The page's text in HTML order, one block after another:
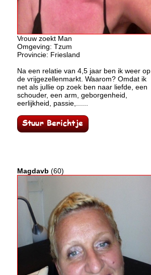
Vrouw zoekt Man
Omgeving: Tzum
Provincie: Friesland
Na een relatie van 4,5 jaar ben ik weer op
de vrijgezellenmarkt. Waarom? Omdat ik
net als jullie op zoek ben naar liefde, een
schouder, een arm, geborgenheid,
eerlijkheid, passie,......
Magdavb (60)